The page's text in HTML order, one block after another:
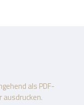
als PDF-